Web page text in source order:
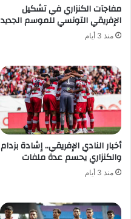
مفاجآت الكنزاري في تشكيل
الإفريقي التونسي للموسم الجديد
منذ 3 أيام
أخبار النادي الإفريقي.. إشادة بزدام
والكنزاري يحسم عدة ملفات
منذ 3 أيام